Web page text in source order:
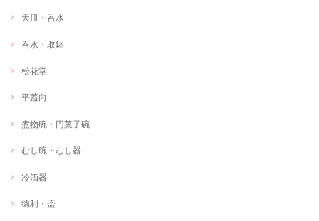
天皿・呑水
呑水・取鉢
松花堂
平蓋向
煮物碗・円菓子碗
むし碗・むし器
冷酒器
徳利・盃